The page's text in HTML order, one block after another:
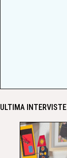
ULTIMA INTERVISTE